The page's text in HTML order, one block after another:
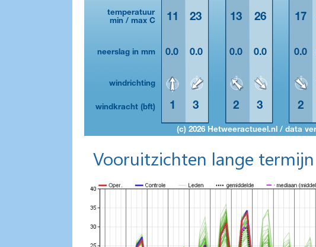
Vooruitzichten lange termijn